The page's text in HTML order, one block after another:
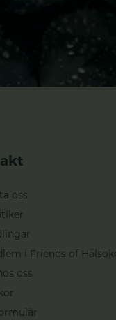
oss
i Friends of
oss